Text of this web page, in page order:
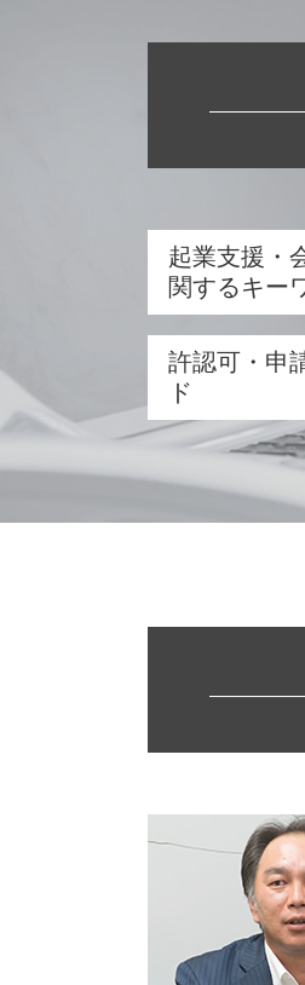
起業支援・
関するキー
合同会社 定
事業計画 認
新規事業 計
株式会社
有限 責任
助成金 制度
電子 定款
資本金 基準
株式会社
資金調達 方
許認可・申
ド
飲食店 営
建設業 許認
許認可 必
訪問介護 開
食品衛生責
宅地建物取
飲食店 開業
許認可 取得